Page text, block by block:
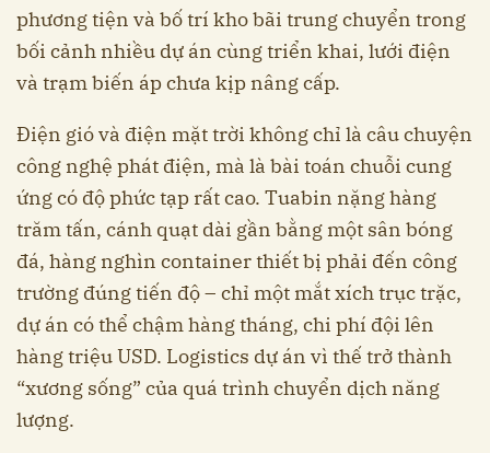
phương tiện và bố trí kho bãi trung chuyển trong
bối cảnh nhiều dự án cùng triển khai, lưới điện
và trạm biến áp chưa kịp nâng cấp.
Điện gió và điện mặt trời không chỉ là câu chuyện
công nghệ phát điện, mà là bài toán chuỗi cung
ứng có độ phức tạp rất cao. Tuabin nặng hàng
trăm tấn, cánh quạt dài gần bằng một sân bóng
đá, hàng nghìn container thiết bị phải đến công
trường đúng tiến độ – chỉ một mắt xích trục trặc,
dự án có thể chậm hàng tháng, chi phí đội lên
hàng triệu USD. Logistics dự án vì thế trở thành
“xương sống” của quá trình chuyển dịch năng
lượng.